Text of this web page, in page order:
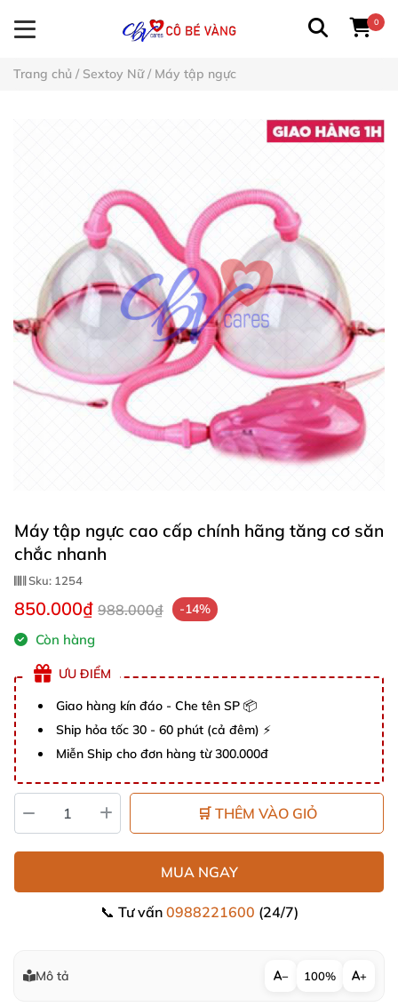
0
Trang chủ / Sextoy Nữ/ Máy tập ngực
Máy tập ngực cao cấp chính hãng tăng cơ săn
chắc nhanh
Sku: 1254
850.000₫ 988.000₫ -14%
Còn hàng
ƯU ĐIỂM
Giao hàng kín đáo - Che tên SP 📦
Ship hỏa tốc 30 - 60 phút (cả đêm) ⚡
Miễn Ship cho đơn hàng từ 300.000đ
🛒 THÊM VÀO GIỎ
MUA NGAY
📞 Tư vấn 0988221600 (24/7)
Mô tả − 100% +